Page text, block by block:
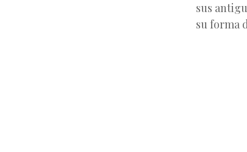
sus
su forma